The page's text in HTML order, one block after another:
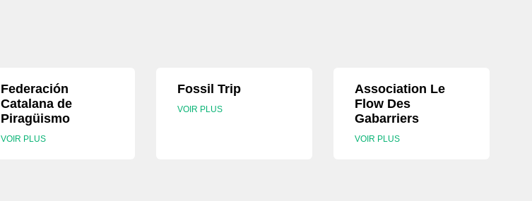
Federación
Catalana de
Piragüismo
VOIR PLUS
Fossil Trip
VOIR PLUS
Association Le
Flow Des
Gabarriers
VOIR PLUS